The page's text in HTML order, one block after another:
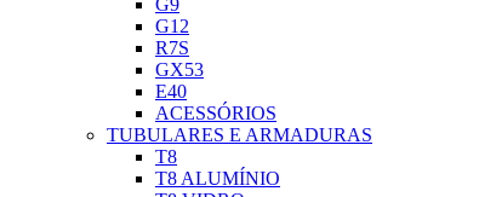
G9
G12
R7S
GX53
E40
ACESSÓRIOS
TUBULARES E ARMADURAS
T8
T8 ALUMÍNIO